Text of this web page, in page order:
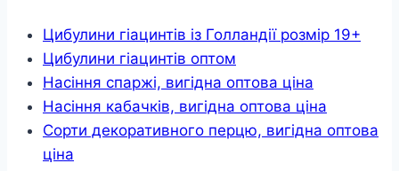
Цибулини гіацинтів із Голландії розмір 19+
Цибулини гіацинтів оптом
Насіння спаржі, вигідна оптова ціна
Насіння кабачків, вигідна оптова ціна
Сорти декоративного перцю, вигідна оптова
ціна